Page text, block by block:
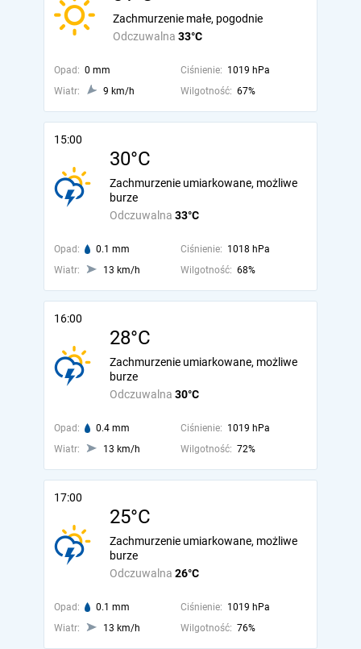
Odczuwalna 33°C
Zachmurzenie małe, pogodnie
Opad: 0 mm Ciśnienie: 1019 hPa
Wiatr:
9 km/h Wilgotność: 67%
15:00
30°C
Odczuwalna 33°C
Zachmurzenie umiarkowane, możliwe
burze
Opad: 0.1 mm Ciśnienie: 1018 hPa
Wiatr:
13 km/h Wilgotność: 68%
16:00
28°C
Odczuwalna 30°C
Zachmurzenie umiarkowane, możliwe
burze
Opad: 0.4 mm Ciśnienie: 1019 hPa
Wiatr:
13 km/h Wilgotność: 72%
17:00
25°C
Odczuwalna 26°C
Zachmurzenie umiarkowane, możliwe
burze
Opad: 0.1 mm Ciśnienie: 1019 hPa
Wiatr:
13 km/h Wilgotność: 76%